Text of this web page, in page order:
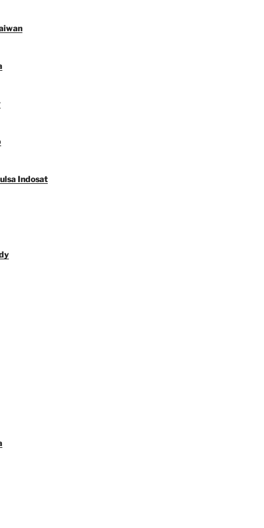
Indosat